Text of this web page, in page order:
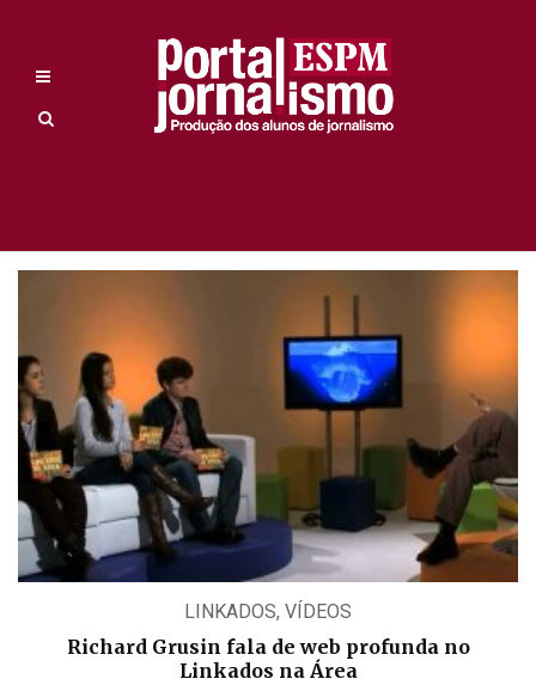
LINKADOS, VÍDEOS
Richard Grusin fala de web profunda no
Linkados na Área